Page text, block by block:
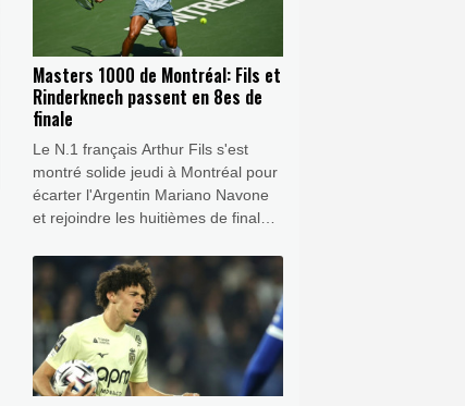
Masters 1000 de Montréal: Fils et
Rinderknech passent en 8es de
finale
Le N.1 français Arthur Fils s'est
montré solide jeudi à Montréal pour
écarter l'Argentin Mariano Navone
et rejoindre les huitièmes de finale
comme Arthur Rinderknech qui a
profité de l'abandon de l'Américain
Frances Tiafoe.